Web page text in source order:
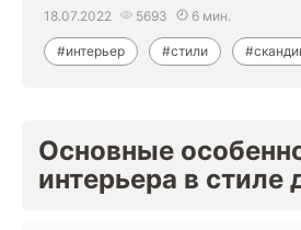
18.07.2022 5693 6 мин.
#интерьер #стили
Основные
интерьера в стиле